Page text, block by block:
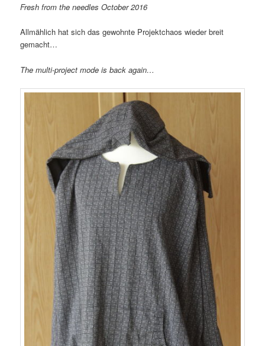
Fresh from the needles October 2016
Allmählich hat sich das gewohnte Projektchaos wieder breit
gemacht…
The multi-project mode is back again…